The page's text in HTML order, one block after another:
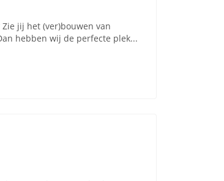
jij het (ver)bouwen van
hebben wij de perfecte plek...